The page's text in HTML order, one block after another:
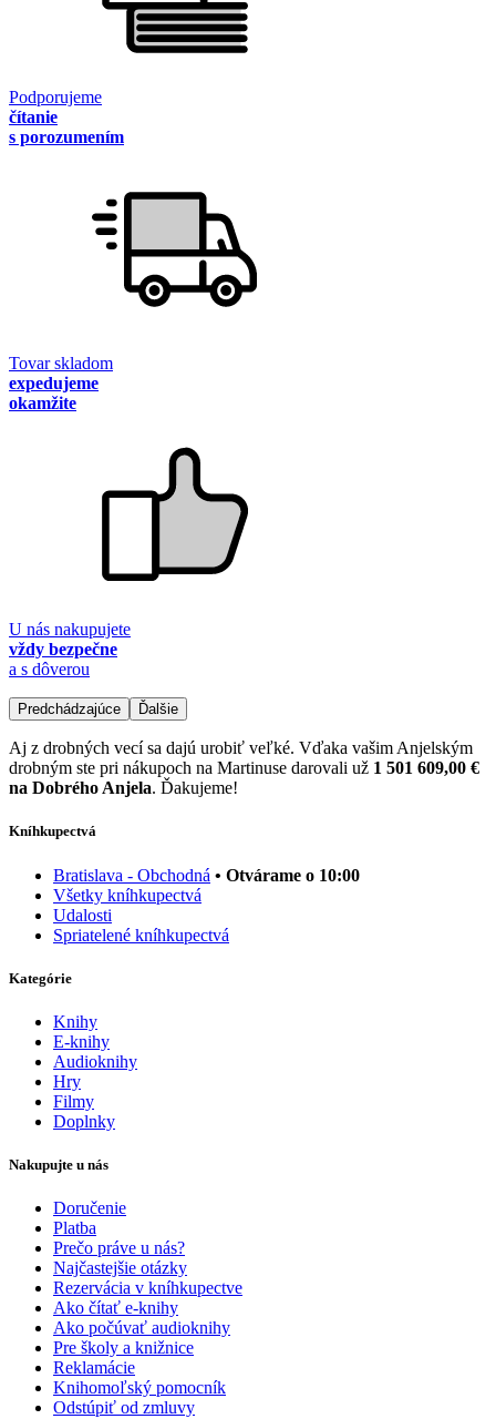
Podporujeme
čítanie
s porozumením
Tovar skladom
expedujeme
okamžite
U nás nakupujete
vždy bezpečne
a s dôverou
Predchádzajúce Ďalšie
Aj z drobných vecí sa dajú urobiť veľké. Vďaka vašim Anjelským
drobným ste pri nákupoch na Martinuse darovali už 1 501 609,00 €
na Dobrého Anjela. Ďakujeme!
Kníhkupectvá
Bratislava - Obchodná • Otvárame o 10:00
Všetky kníhkupectvá
Udalosti
Spriatelené kníhkupectvá
Kategórie
Knihy
E-knihy
Audioknihy
Hry
Filmy
Doplnky
Nakupujte u nás
Doručenie
Platba
Prečo práve u nás?
Najčastejšie otázky
Rezervácia v kníhkupectve
Ako čítať e-knihy
Ako počúvať audioknihy
Pre školy a knižnice
Reklamácie
Knihomoľský pomocník
Odstúpiť od zmluvy